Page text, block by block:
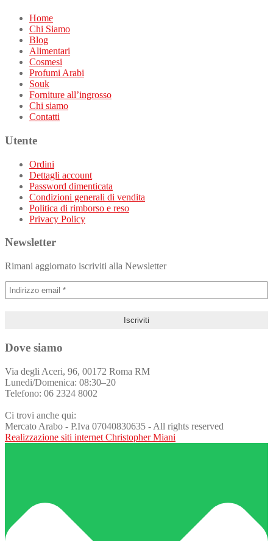
Home
Chi Siamo
Blog
Alimentari
Cosmesi
Profumi Arabi
Souk
Forniture all’ingrosso
Chi siamo
Contatti
Utente
Ordini
Dettagli account
Password dimenticata
Condizioni generali di vendita
Politica di rimborso e reso
Privacy Policy
Newsletter
Rimani aggiornato iscriviti alla Newsletter
Dove siamo
Via degli Aceri, 96, 00172 Roma RM
Lunedi/Domenica: 08:30–20
Telefono: 06 2324 8002
Ci trovi anche qui:
Mercato Arabo - P.Iva 07040830635 - All rights reserved
Realizzazione siti internet Christopher Miani